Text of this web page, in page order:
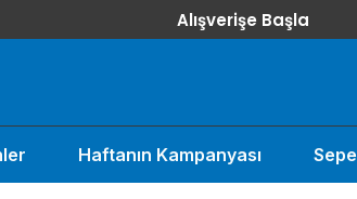
Alışverişe Başla
Haftanın Kampanyası